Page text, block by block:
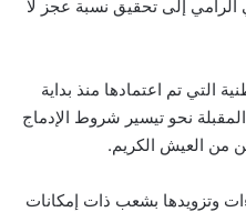
الحكومي الرامي إلى تحقيق نسبة عجز لا
التي تم اعتمادها منذ بداية
نحو تيسير شروط الإدماج
من العيش الكريم.
وتزويدها بشعب ذات إمكانات